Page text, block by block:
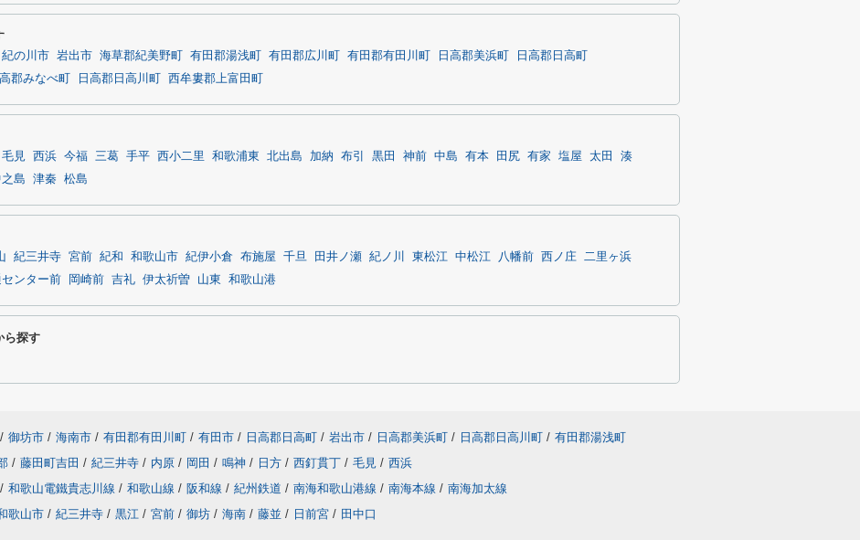
紀の川市 岩出市 海草郡紀美野町 有田郡湯浅町 有田郡広川町 有田郡有田川町 日高郡美浜町
日高郡日高町
郡みなべ町 日高郡日高川町 西牟婁郡上富田町
毛見 西浜 今福 三葛 手平 西小二里 和歌浦東 北出島 加納 布引 黒田 神前 中島 有本 田尻 有家 塩屋 太田
湊
島 津秦 松島
紀三井寺 宮前 紀和 和歌山市 紀伊小倉 布施屋 千旦 田井ノ瀬 紀ノ川 東松江 中松江 八幡前 西ノ庄 二里ヶ浜
ンター前 岡崎前 吉礼 伊太祈曽 山東 和歌山港
ら探す
/ 御坊市 / 海南市 / 有田郡有田川町 / 有田市 / 日高郡日高町 / 岩出市 / 日高郡美浜町 / 日高郡日高川町 / 有田郡湯浅町
/ 藤田町吉田 / 紀三井寺 / 内原 / 岡田 / 鳴神 / 日方 / 西釘貫丁 / 毛見 / 西浜
/ 和歌山電鐵貴志川線 / 和歌山線 / 阪和線 / 紀州鉄道 / 南海和歌山港線 / 南海本線 / 南海加太線
歌山市 / 紀三井寺 / 黒江 / 宮前 / 御坊 / 海南 / 藤並 / 日前宮 / 田中口